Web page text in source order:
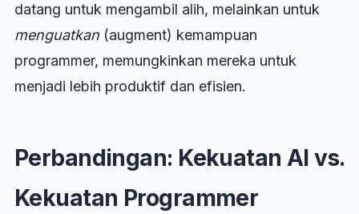
datang untuk mengambil alih, melainkan untuk
menguatkan(augment) kemampuan
programmer, memungkinkan mereka untuk
menjadi lebih produktif dan efisien.
Perbandingan: Kekuatan AI vs.
Kekuatan Programmer